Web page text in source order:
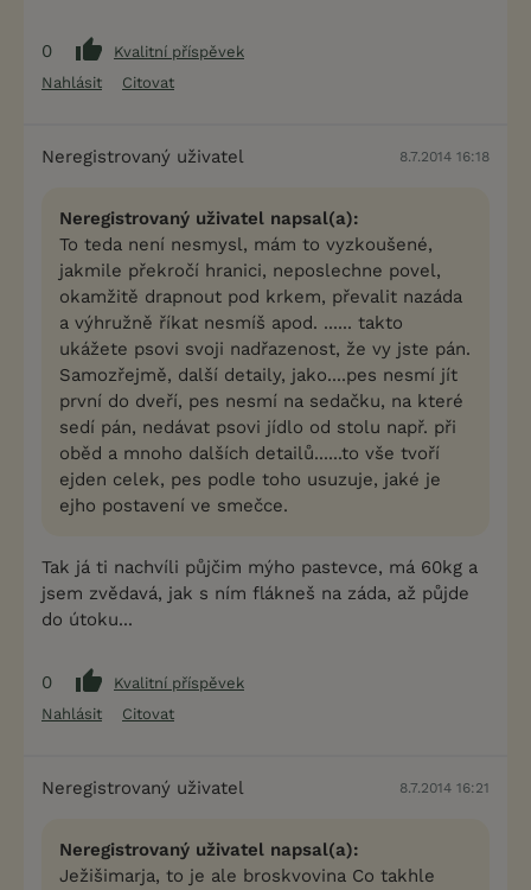
0
Kvalitní příspěvek
Nahlásit
Citovat
Neregistrovaný uživatel 8.7.2014 16:18
Neregistrovaný uživatel napsal(a):
To teda není nesmysl, mám to vyzkoušené,
jakmile překročí hranici, neposlechne povel,
okamžitě drapnout pod krkem, převalit nazáda
a výhružně říkat nesmíš apod. ...... takto
ukážete psovi svoji nadřazenost, že vy jste pán.
Samozřejmě, další detaily, jako....pes nesmí jít
první do dveří, pes nesmí na sedačku, na které
sedí pán, nedávat psovi jídlo od stolu např. při
oběd a mnoho dalších detailů......to vše tvoří
ejden celek, pes podle toho usuzuje, jaké je
ejho postavení ve smečce.
Tak já ti nachvíli půjčim mýho pastevce, má 60kg a
jsem zvědavá, jak s ním flákneš na záda, až půjde
do útoku...
0
Kvalitní příspěvek
Nahlásit
Citovat
Neregistrovaný uživatel 8.7.2014 16:21
Neregistrovaný uživatel napsal(a):
Ježišimarja, to je ale broskvovina Co takhle